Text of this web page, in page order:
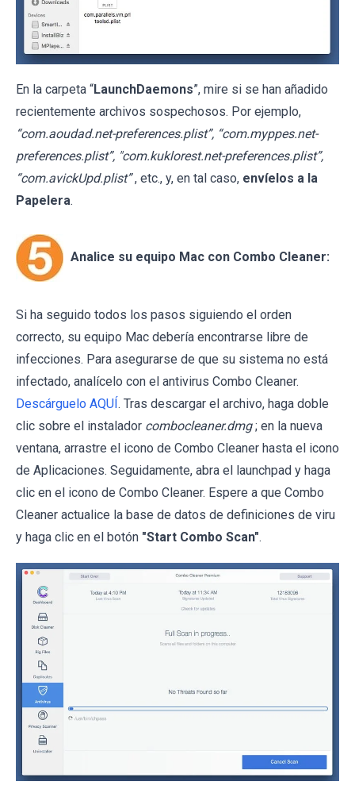
En la carpeta “LaunchDaemons”, mire si se han añadido
recientemente archivos sospechosos. Por ejemplo,
“com.aoudad.net-preferences.plist”, “com.myppes.net-
preferences.plist”, "com.kuklorest.net-preferences.plist”,
“com.avickUpd.plist” , etc., y, en tal caso, envíelos a la
Papelera.
Analice su equipo Mac con Combo Cleaner:
Si ha seguido todos los pasos siguiendo el orden
correcto, su equipo Mac debería encontrarse libre de
infecciones. Para asegurarse de que su sistema no está
infectado, analícelo con el antivirus Combo Cleaner.
Descárguelo AQUÍ. Tras descargar el archivo, haga doble
clic sobre el instalador combocleaner.dmg ; en la nueva
ventana, arrastre el icono de Combo Cleaner hasta el icono
de Aplicaciones. Seguidamente, abra el launchpad y haga
clic en el icono de Combo Cleaner. Espere a que Combo
Cleaner actualice la base de datos de definiciones de viru
y haga clic en el botón "Start Combo Scan".